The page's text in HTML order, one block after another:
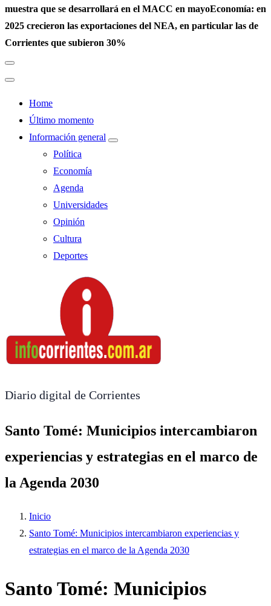
muestra que se desarrollará en el MACC en mayoEconomía: en
2025 crecieron las exportaciones del NEA, en particular las de
Corrientes que subieron 30%
Home
Último momento
Información general
Política
Economía
Agenda
Universidades
Opinión
Cultura
Deportes
Diario digital de Corrientes
Santo Tomé: Municipios intercambiaron
experiencias y estrategias en el marco de
la Agenda 2030
Inicio
Santo Tomé: Municipios intercambiaron experiencias y
estrategias en el marco de la Agenda 2030
Santo Tomé: Municipios